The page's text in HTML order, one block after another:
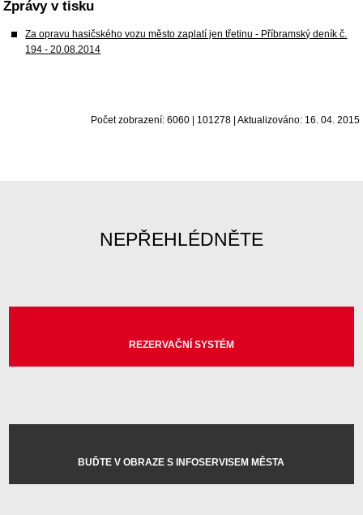
Zprávy v tisku
Za opravu hasičského vozu město zaplatí jen třetinu - Příbramský deník č.
194 - 20.08.2014
Počet zobrazení: 6060 | 101278 | Aktualizováno: 16. 04. 2015
NEPŘEHLÉDNĚTE
REZERVAČNÍ SYSTÉM
BUĎTE V OBRAZE S INFOSERVISEM MĚSTA